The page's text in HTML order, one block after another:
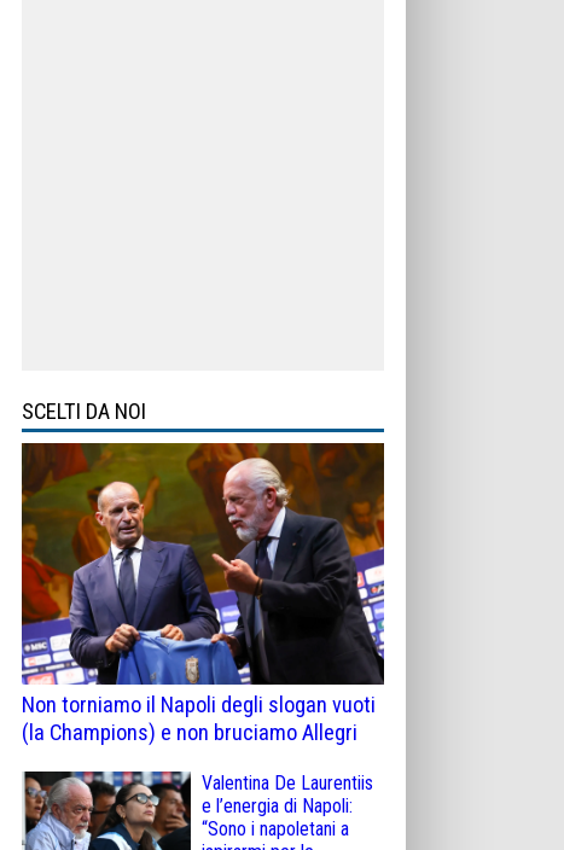
SCELTI DA NOI
Non torniamo il Napoli degli slogan vuoti
(la Champions) e non bruciamo Allegri
Valentina De Laurentiis
e l’energia di Napoli:
“Sono i napoletani a